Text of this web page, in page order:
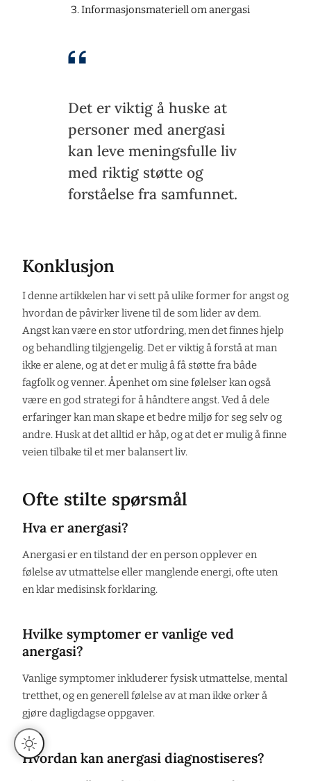
Informasjonsmateriell om anergasi
Det er viktig å huske at
personer med anergasi
kan leve meningsfulle liv
med riktig støtte og
forståelse fra samfunnet.
Konklusjon
I denne artikkelen har vi sett på ulike former for angst og
hvordan de påvirker livene til de som lider av dem.
Angst kan være en stor utfordring, men det finnes hjelp
og behandling tilgjengelig. Det er viktig å forstå at man
ikke er alene, og at det er mulig å få støtte fra både
fagfolk og venner. Åpenhet om sine følelser kan også
være en god strategi for å håndtere angst. Ved å dele
erfaringer kan man skape et bedre miljø for seg selv og
andre. Husk at det alltid er håp, og at det er mulig å finne
veien tilbake til et mer balansert liv.
Ofte stilte spørsmål
Hva er anergasi?
Anergasi er en tilstand der en person opplever en
følelse av utmattelse eller manglende energi, ofte uten
en klar medisinsk forklaring.
Hvilke symptomer er vanlige ved
anergasi?
Vanlige symptomer inkluderer fysisk utmattelse, mental
tretthet, og en generell følelse av at man ikke orker å
gjøre dagligdagse oppgaver.
Hvordan kan anergasi diagnostiseres?